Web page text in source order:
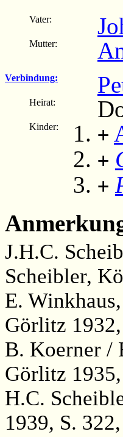
Vater:
Mutter:
Verbindung:
Heirat:
Kinder: +
+
+
J.H.C.
Scheibler,
E.
Görlitz
B. Koerner /
Görlitz
H.C.
1939, S.